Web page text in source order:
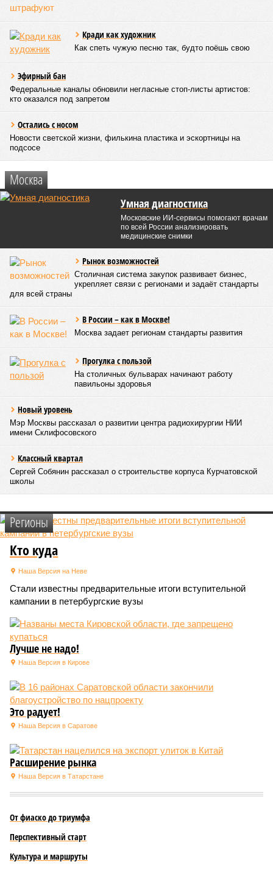
Кради как художник
Как спеть чужую песню так, будто поёшь свою
Эфирный бан
Федеральные каналы обновили негласные стоп-листы артистов:
кто оказался под запретом
Остались с носом
Новости светcкой жизни, филькина пластика и эскортницы на
подсосе
Москва
Умная диагностика
Московские ИИ-сервисы помогают врачам
по всей России анализировать
медицинские снимки
Рынок возможностей
Столичная система закупок развивает бизнес,
укрепляет связи с регионами и задаёт стандарты
для всей страны
В России – как в Москве!
Москва задает регионам стандарты развития
Прогулка с пользой
На столичных бульварах начинают работу
павильоны здоровья
Новый уровень
Мэр Москвы рассказал о развитии центра радиохирургии НИИ
имени Склифосовского
Классный квартал
Сергей Собянин рассказал о строительстве корпуса Курчатовской
школы
Регионы
Кто куда
Наша Версия на Неве
Стали известны предварительные итоги вступительной
кампании в петербургские вузы
Лучше не надо!
Наша Версия в Кирове
Это радует!
Наша Версия в Саратове
Расширение рынка
Наша Версия в Татарстане
От фиаско до триумфа
Перспективный старт
Культура и маршруты
Кому – война, а кому – мать родна